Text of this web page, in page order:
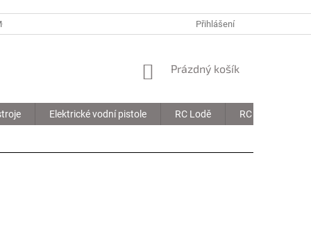
OBJEDNÁVKA Přihlášení
NÁKUPNÍ
Prázdný košík
Elektrické vodní pistole RC Lodě RC Drony